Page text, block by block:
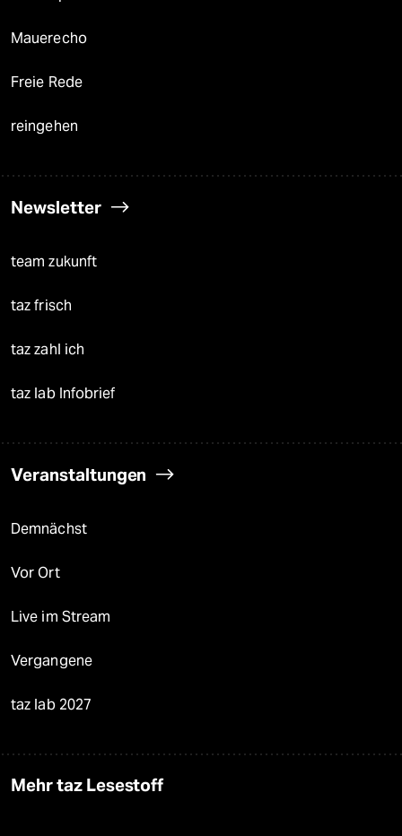
Mauerecho
Freie Rede
reingehen
Newsletter
team zukunft
taz frisch
taz zahl ich
taz lab Infobrief
Veranstaltungen
Demnächst
Vor Ort
Live im Stream
Vergangene
taz lab 2027
Mehr taz Lesestoff